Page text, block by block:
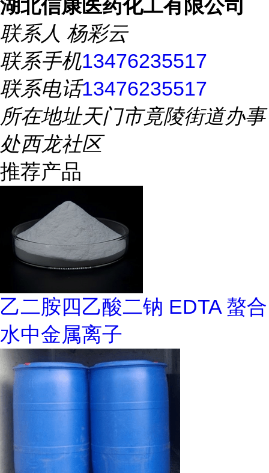
湖北信康医药化工有限公司
联系人 杨彩云
联系手机13476235517
联系电话13476235517
所在地址天门市竟陵街道办事
处西龙社区
推荐产品
乙二胺四乙酸二钠 EDTA 螯合
水中金属离子